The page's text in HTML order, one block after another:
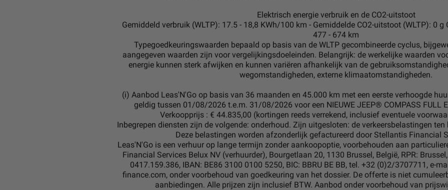
Elektrisch energie verbruik en de CO2-uitstoot
Gemiddeld verbruik (WLTP): 17.5 - 18,8 KWh/100 km - Gemiddelde CO2-uitstoot (WLTP): 0
477 - 674 km
Typegoedkeuringswaarden bepaald op basis van de WLTP gecombineerde cyclus,
aangegeven waarden zijn voor vergelijkingsdoeleinden. Belangrijk: de werkelijke waarden
energie kunnen sterk afwijken en kunnen variëren afhankelijk van de
wegomstandigheden, externe klimaatomstandigheden.
(i) Aanbod Leas'N'Go op basis van 36 maanden en 45.000 km met een eerste verhoogde
geldig tussen 01/08/2026 t.e.m. 31/08/2026 voor een NIEUWE JEEP® COMPASS FULL
Verkoopprijs : € 44.835,00 (kortingen reeds verrekend, inclusief eventuele
Inbegrepen diensten zijn de volgende: onderhoud. Zijn uitgesloten: de verkeersbelastingen
Deze belastingen worden afzonderlijk gefactureerd door Stellantis Financial
Leas'N'Go is een verhuur op lange termijn zonder aankoopoptie, voorbehouden aan
Financial Services Belux NV (verhuurder), Bourgetlaan 20, 1130 Brussel, België, RPR:
0417.159.386, IBAN: BE86 3100 0100 5250, BIC: BBRU BE BB, tel. +32 (0)2/3707711, e-
finance.com, onder voorbehoud van goedkeuring van het dossier. De offerte is niet
aanbiedingen. Alle prijzen zijn inclusief BTW. Aanbod onder voorbehoud van